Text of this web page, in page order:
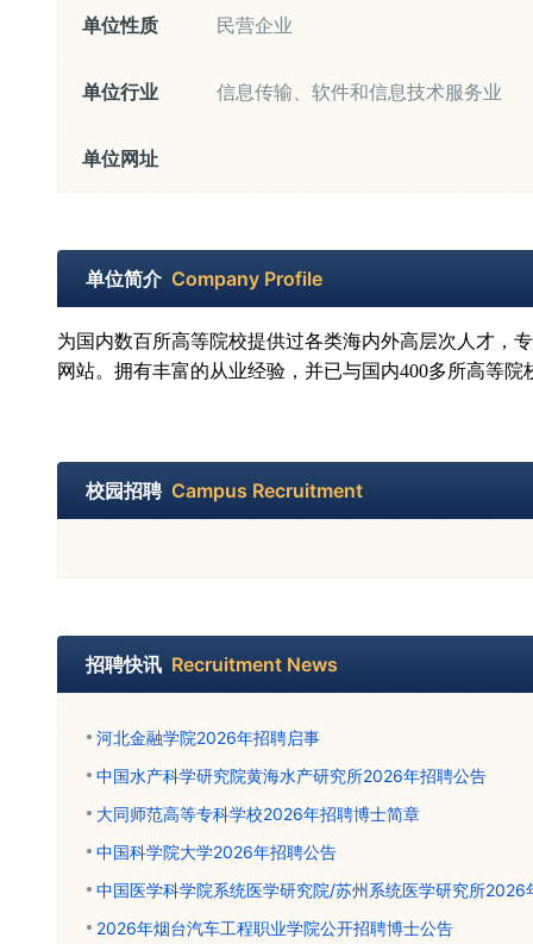
单位性质 民营企业
单位行业 信息传输、软件和信息技术服务业
单位网址
单位简介 Company Profile
为国内数百所高等院校提供过各类海内外高层次人才，
网站。 拥有丰富的从业经验，并已与国内400多所高等院
校园招聘 Campus Recruitment
招聘快讯 Recruitment News
河北金融学院2026年招聘启事
中国水产科学研究院黄海水产研究所2026年招聘公告
大同师范高等专科学校2026年招聘博士简章
中国科学院大学2026年招聘公告
中国医学科学院系统医学研究院/苏州系统医学研究所2026
2026年烟台汽车工程职业学院公开招聘博士公告